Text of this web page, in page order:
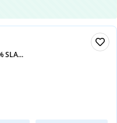
SLA...